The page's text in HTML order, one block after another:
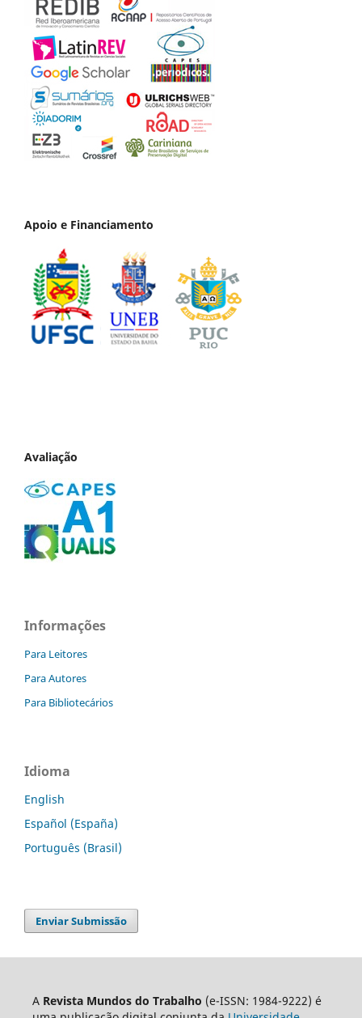
Apoio e Financiamento
Avaliação
Informações
Para Leitores
Para Autores
Para Bibliotecários
Idioma
English
Español (España)
Português (Brasil)
Enviar Submissão
A Revista Mundos do Trabalho (e-ISSN: 1984-9222) é